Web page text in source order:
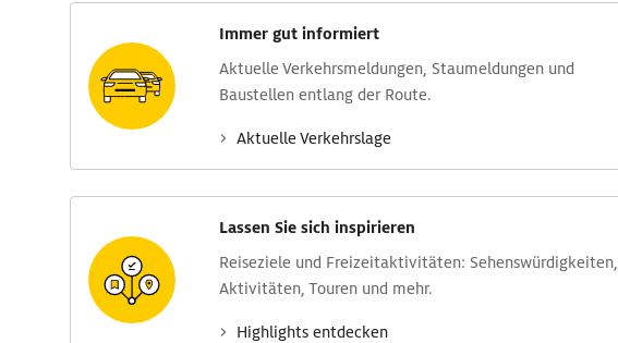
Immer gut informiert
Aktuelle Verkehrs­meldungen, Stau­meldungen und
Baustellen entlang der Route.
Aktuelle Verkehrs­lage
Lassen Sie sich inspirieren
Reise­ziele und Freizeit­aktivitäten: Sehens­würdig­keiten,
Aktivitäten, Touren und mehr.
Highlights entdecken